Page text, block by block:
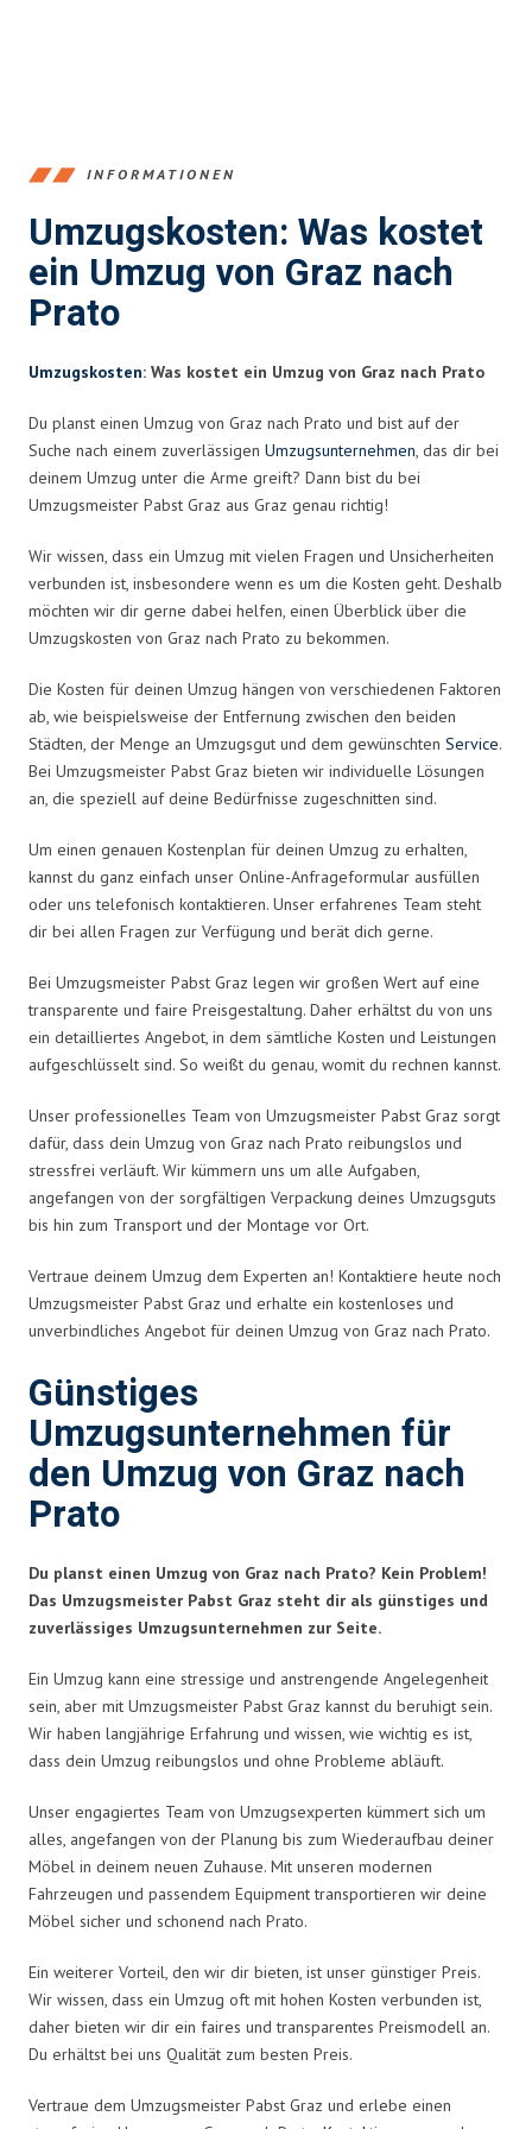
INFORMATIONEN
Umzugskosten: Was kostet
ein Umzug von Graz nach
Prato
Umzugskosten: Was kostet ein Umzug von Graz nach Prato
Du planst einen Umzug von Graz nach Prato und bist auf der
Suche nach einem zuverlässigen Umzugsunternehmen, das dir bei
deinem Umzug unter die Arme greift? Dann bist du bei
Umzugsmeister Pabst Graz aus Graz genau richtig!
Wir wissen, dass ein Umzug mit vielen Fragen und Unsicherheiten
verbunden ist, insbesondere wenn es um die Kosten geht. Deshalb
möchten wir dir gerne dabei helfen, einen Überblick über die
Umzugskosten von Graz nach Prato zu bekommen.
Die Kosten für deinen Umzug hängen von verschiedenen Faktoren
ab, wie beispielsweise der Entfernung zwischen den beiden
Städten, der Menge an Umzugsgut und dem gewünschten Service.
Bei Umzugsmeister Pabst Graz bieten wir individuelle Lösungen
an, die speziell auf deine Bedürfnisse zugeschnitten sind.
Um einen genauen Kostenplan für deinen Umzug zu erhalten,
kannst du ganz einfach unser Online-Anfrageformular ausfüllen
oder uns telefonisch kontaktieren. Unser erfahrenes Team steht
dir bei allen Fragen zur Verfügung und berät dich gerne.
Bei Umzugsmeister Pabst Graz legen wir großen Wert auf eine
transparente und faire Preisgestaltung. Daher erhältst du von uns
ein detailliertes Angebot, in dem sämtliche Kosten und Leistungen
aufgeschlüsselt sind. So weißt du genau, womit du rechnen kannst.
Unser professionelles Team von Umzugsmeister Pabst Graz sorgt
dafür, dass dein Umzug von Graz nach Prato reibungslos und
stressfrei verläuft. Wir kümmern uns um alle Aufgaben,
angefangen von der sorgfältigen Verpackung deines Umzugsguts
bis hin zum Transport und der Montage vor Ort.
Vertraue deinem Umzug dem Experten an! Kontaktiere heute noch
Umzugsmeister Pabst Graz und erhalte ein kostenloses und
unverbindliches Angebot für deinen Umzug von Graz nach Prato.
Günstiges
Umzugsunternehmen für
den Umzug von Graz nach
Prato
Du planst einen Umzug von Graz nach Prato? Kein Problem!
Das Umzugsmeister Pabst Graz steht dir als günstiges und
zuverlässiges Umzugsunternehmen zur Seite.
Ein Umzug kann eine stressige und anstrengende Angelegenheit
sein, aber mit Umzugsmeister Pabst Graz kannst du beruhigt sein.
Wir haben langjährige Erfahrung und wissen, wie wichtig es ist,
dass dein Umzug reibungslos und ohne Probleme abläuft.
Unser engagiertes Team von Umzugsexperten kümmert sich um
alles, angefangen von der Planung bis zum Wiederaufbau deiner
Möbel in deinem neuen Zuhause. Mit unseren modernen
Fahrzeugen und passendem Equipment transportieren wir deine
Möbel sicher und schonend nach Prato.
Ein weiterer Vorteil, den wir dir bieten, ist unser günstiger Preis.
Wir wissen, dass ein Umzug oft mit hohen Kosten verbunden ist,
daher bieten wir dir ein faires und transparentes Preismodell an.
Du erhältst bei uns Qualität zum besten Preis.
Vertraue dem Umzugsmeister Pabst Graz und erlebe einen